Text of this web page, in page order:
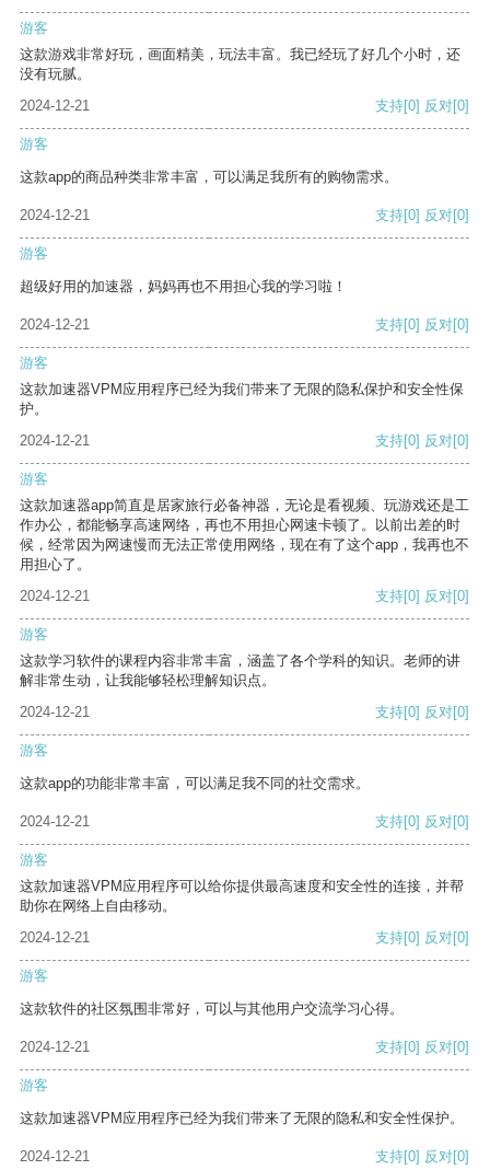
游客
这款游戏非常好玩，画面精美，玩法丰富。我已经玩了好几个小时，还
没有玩腻。
2024-12-21
支持[0] 反对[0]
游客
这款app的商品种类非常丰富，可以满足我所有的购物需求。
2024-12-21 支持[0] 反对[0]
游客
超级好用的加速器，妈妈再也不用担心我的学习啦！
2024-12-21 支持[0] 反对[0]
游客
这款加速器VPM应用程序已经为我们带来了无限的隐私保护和安全性保
护。
2024-12-21
支持[0] 反对[0]
游客
这款加速器app简直是居家旅行必备神器，无论是看视频、玩游戏还是工
作办公，都能畅享高速网络，再也不用担心网速卡顿了。以前出差的时
候，经常因为网速慢而无法正常使用网络，现在有了这个app，我再也不
用担心了。
2024-12-21
支持[0] 反对[0]
游客
这款学习软件的课程内容非常丰富，涵盖了各个学科的知识。老师的讲
解非常生动，让我能够轻松理解知识点。
2024-12-21
支持[0] 反对[0]
游客
这款app的功能非常丰富，可以满足我不同的社交需求。
2024-12-21 支持[0] 反对[0]
游客
这款加速器VPM应用程序可以给你提供最高速度和安全性的连接，并帮
助你在网络上自由移动。
2024-12-21
支持[0] 反对[0]
游客
这款软件的社区氛围非常好，可以与其他用户交流学习心得。
2024-12-21 支持[0] 反对[0]
游客
这款加速器VPM应用程序已经为我们带来了无限的隐私和安全性保护。
2024-12-21 支持[0] 反对[0]